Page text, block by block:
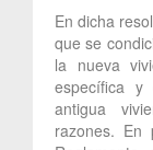
En dicha
que se
la nueva
específica y
antigua
razones.